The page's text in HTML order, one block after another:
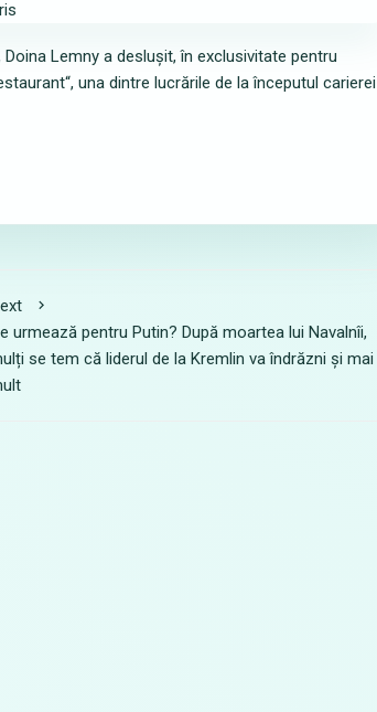
Lemny a deslușit, în exclusivitate pentru
una dintre lucrările de la începutul carierei
urmează pentru Putin? După moartea lui Navalnîi,
se tem că liderul de la Kremlin va îndrăzni și mai